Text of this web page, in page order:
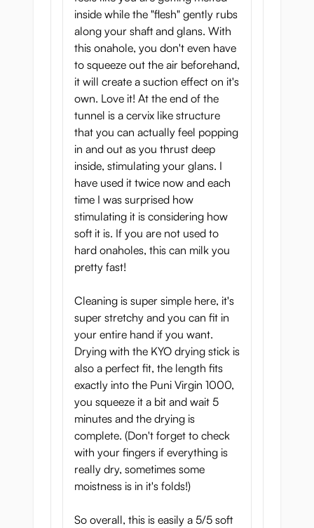
lösvaginorna när det gäller rengöring. På
grund av att hon är så töjbar kan du enkelt
skölja vatten genom henne. Att vända
henne ut och in är även möjligt, vilket gör
att du enkelt kan torka henne.
Virgin Puni 1000
Fuwatoros dimensioner:
Mjukt och flexibelt material
Dimensioner: 170 x 120 x 100 mm (6.7 x 4.7
x 3.9 ")
Vikt: 1 kg (2,2 lbs)
Inkluderar gratis glidmedelstest.
Materialet känns väldigt speciellt i dina
händer.
inside while the "flesh" gently rubs
along your shaft and glans. With
this onahole, you don't even have
to squeeze out the air beforehand,
it will create a suction effect on it's
own. Love it! At the end of the
tunnel is a cervix like structure
that you can actually feel popping
in and out as you thrust deep
inside, stimulating your glans. I
have used it twice now and each
time I was surprised how
stimulating it is considering how
soft it is. If you are not used to
hard onaholes, this can milk you
pretty fast!
Cleaning is super simple here, it's
super stretchy and you can fit in
your entire hand if you want.
Drying with the KYO drying stick is
also a perfect fit, the length fits
exactly into the Puni Virgin 1000,
you squeeze it a bit and wait 5
minutes and the drying is
complete. (Don't forget to check
with your fingers if everything is
really dry, sometimes some
moistness is in it's folds!)
So overall, this is easily a 5/5 soft